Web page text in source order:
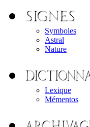
Symboles
Astral
Nature
Lexique
Mémentos